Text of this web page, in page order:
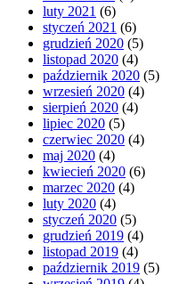
luty 2021 (6)
styczeń 2021 (6)
grudzień 2020 (5)
listopad 2020 (4)
październik 2020 (5)
wrzesień 2020 (4)
sierpień 2020 (4)
lipiec 2020 (5)
czerwiec 2020 (4)
maj 2020 (4)
kwiecień 2020 (6)
marzec 2020 (4)
luty 2020 (4)
styczeń 2020 (5)
grudzień 2019 (4)
listopad 2019 (4)
październik 2019 (5)